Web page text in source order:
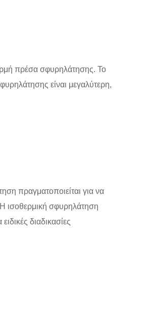
πρέσα σφυρηλάτησης. Το
είναι μεγαλύτερη,
πραγματοποιείται για να
Η ισοθερμική σφυρηλάτηση
διαδικασίες